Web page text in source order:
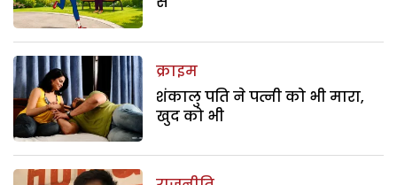
क्राइम
शंकालु पति ने पत्नी को भी मारा,
खुद को भी